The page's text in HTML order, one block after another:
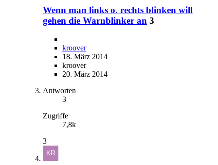
Wenn man links o. rechts blinken will
gehen die Warnblinker an 3
kroover
18. März 2014
kroover
20. März 2014
Antworten
3
Zugriffe
7,8k
3